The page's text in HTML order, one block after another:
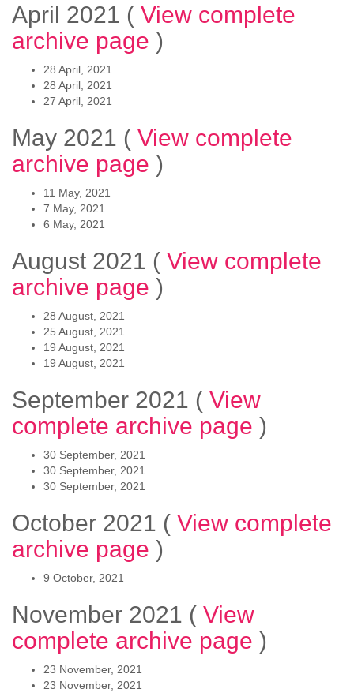
April 2021 ( View complete
archive page )
28 April, 2021
28 April, 2021
27 April, 2021
May 2021 ( View complete
archive page )
11 May, 2021
7 May, 2021
6 May, 2021
August 2021 ( View complete
archive page )
28 August, 2021
25 August, 2021
19 August, 2021
19 August, 2021
September 2021 ( View
complete archive page )
30 September, 2021
30 September, 2021
30 September, 2021
October 2021 ( View complete
archive page )
9 October, 2021
November 2021 ( View
complete archive page )
23 November, 2021
23 November, 2021